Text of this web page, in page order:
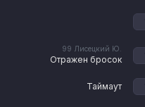
99 Лисецкий Ю.
Отражен бросок
Таймаут